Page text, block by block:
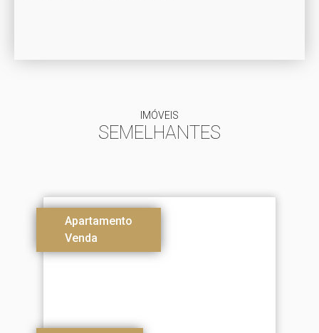
IMÓVEIS
SEMELHANTES
Apartamento
Venda